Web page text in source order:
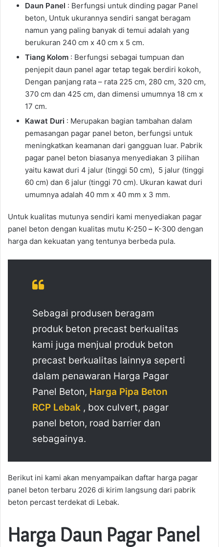
Daun Panel : Berfungsi untuk dinding pagar Panel
beton, Untuk ukurannya sendiri sangat beragam
namun yang paling banyak di temui adalah yang
berukuran 240 cm x 40 cm x 5 cm.
Tiang Kolom : Berfungsi sebagai tumpuan dan
penjepit daun panel agar tetap tegak berdiri kokoh,
Dengan panjang rata – rata 225 cm, 280 cm, 320 cm,
370 cm dan 425 cm, dan dimensi umumnya 18 cm x
17 cm.
Kawat Duri : Merupakan bagian tambahan dalam
pemasangan pagar panel beton, berfungsi untuk
meningkatkan keamanan dari gangguan luar. Pabrik
pagar panel beton biasanya menyediakan 3 pilihan
yaitu kawat duri 4 jalur (tinggi 50 cm), 5 jalur (tinggi
60 cm) dan 6 jalur (tinggi 70 cm). Ukuran kawat duri
umumnya adalah 40 mm x 40 mm x 3 mm.
Untuk kualitas mutunya sendiri kami menyediakan pagar
panel beton dengan kualitas mutu K-250 – K-300 dengan
harga dan kekuatan yang tentunya berbeda pula.
Sebagai produsen beragam
produk beton precast berkualitas
kami juga menjual produk beton
precast berkualitas lainnya seperti
dalam penawaran Harga Pagar
Panel Beton, Harga Pipa Beton
RCP Lebak , box culvert, pagar
panel beton, road barrier dan
sebagainya.
Berikut ini kami akan menyampaikan daftar harga pagar
panel beton terbaru 2026 di kirim langsung dari pabrik
beton percast terdekat di Lebak.
Harga Daun Pagar Panel